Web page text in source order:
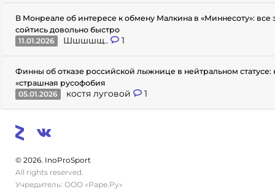
В Монреале об интересе к обмену Малкина в «Миннесоту»: все
сойтись довольно быстро
11.01.2026
Шшшшщ.. 1
Финны об отказе российской лыжнице в нейтральном статусе:
«страшная русофобия
05.01.2026
костя луговой 1
© 2026. InoProSport
All rights reserved.
Учредитель: ООО «Раре.Ру»